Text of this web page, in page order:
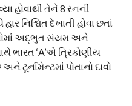
હોવાથી તેને 8 રનની
નિશ્ચિત દેખાતી હોવા છતાં
અદ્ભુત સંયમ અને
ભારત ‘A’એ ત્રિકોણીય
ટૂર્નામેન્ટમાં પોતાનો દાવો